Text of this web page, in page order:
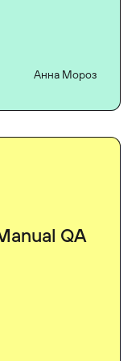
Анна Мороз
QA